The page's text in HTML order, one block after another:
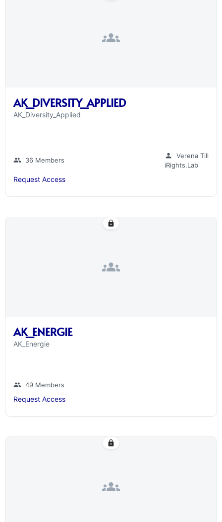
groups
AK_DIVERSITY_APPLIED
AK_Diversity_Applied
group 36 Members
person
Verena Till
iRights.Lab
Request Access
groups
lock
AK_ENERGIE
AK_Energie
group 49 Members
Request Access
groups
lock